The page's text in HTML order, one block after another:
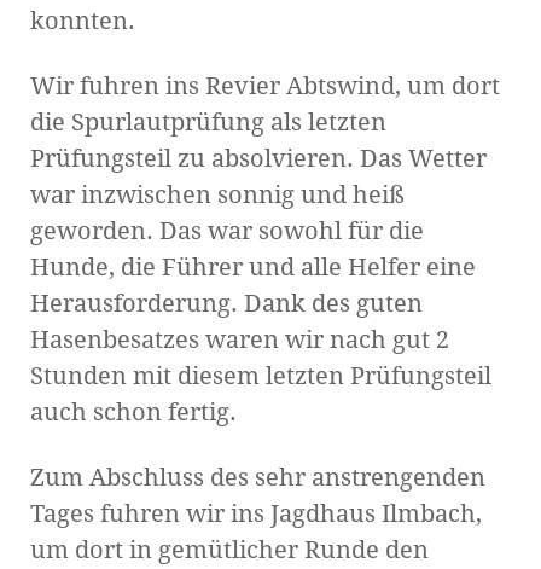
konnten.
Wir fuhren ins Revier Abtswind, um dort
die Spurlautprüfung als letzten
Prüfungsteil zu absolvieren. Das Wetter
war inzwischen sonnig und heiß
geworden. Das war sowohl für die
Hunde, die Führer und alle Helfer eine
Herausforderung. Dank des guten
Hasenbesatzes waren wir nach gut 2
Stunden mit diesem letzten Prüfungsteil
auch schon fertig.
Zum Abschluss des sehr anstrengenden
Tages fuhren wir ins Jagdhaus Ilmbach,
um dort in gemütlicher Runde den